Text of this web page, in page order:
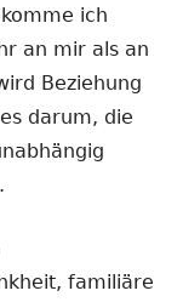
ich
an mir als an
Beziehung
darum, die
familiäre